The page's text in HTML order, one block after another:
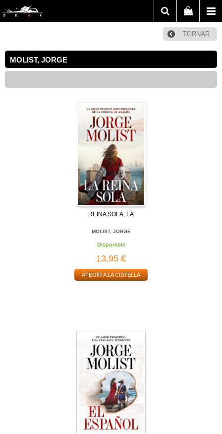
TORNAR
MOLIST, JORGE
REINA SOLA, LA
MOLIST, JORGE
Disponible
13,95 €
AFEGIR A LA CISTELLA